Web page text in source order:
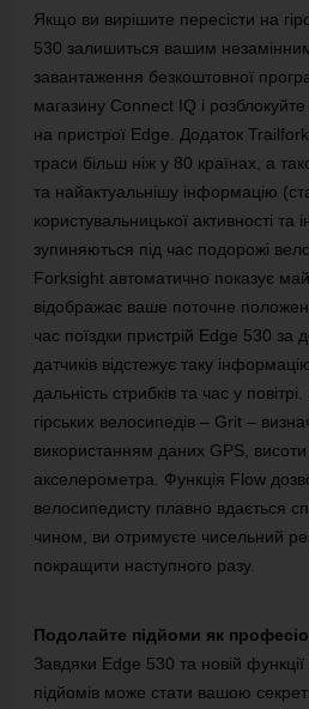
Якщо ви вирішите пересісти на
530 залишиться вашим
завантаження безкоштовної
магазину Connect IQ і
на пристрої Edge. Додаток
траси більш ніж у 80 країнах, а
та найактуальнішу інформацію
користувальницької активності та
зупиняються під час подорожі
Forksight автоматично показує
відображає ваше поточне
час поїздки пристрій Edge 530 за
датчиків відстежує таку
дальність стрибків та час у повітрі.
гірських велосипедів – Grit –
використанням даних GPS, висоти
акселерометра. Функція Flow
велосипедисту плавно вдається
чином, ви отримуєте чисельний
покращити наступного разу.
Подолайте підйоми як
Завдяки Edge 530 та новій
підйомів може стати вашою